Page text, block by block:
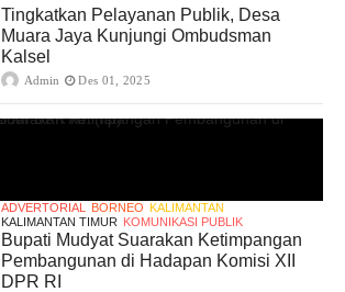
Tingkatkan Pelayanan Publik, Desa
Muara Jaya Kunjungi Ombudsman
Kalsel
Admin Des 01, 2025
ADVERTORIAL BORNEO KALIMANTAN
KALIMANTAN TIMUR KOMUNIKASI PUBLIK
Bupati Mudyat Suarakan Ketimpangan
Pembangunan di Hadapan Komisi XII
DPR RI